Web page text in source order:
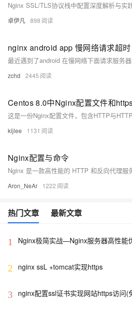
卓伊凡 898
nginx android app 慢网络请求超时
zchd 2445
Centos 8.0中Nginx配置文件和
kijlee 1131
Nginx配置与命令
Aron_NeAr 1222
热门文章 最新文章
1
Nginx极简实战—Nginx服务器高性能
2 nginx ssL +tomcat实现https
3
nginx配置ssl证书实现网站https访问(